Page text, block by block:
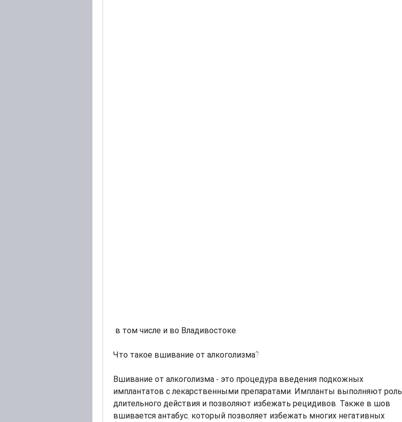
в том числе и во Владивостоке.
Что такое вшивание от алкоголизма?
Вшивание от алкоголизма - это процедура введения подкожных
имплантатов с лекарственными препаратами. Импланты выполняют роль
длительного действия и позволяют избежать рецидивов. Также в шов
вшивается антабус, который позволяет избежать многих негативных